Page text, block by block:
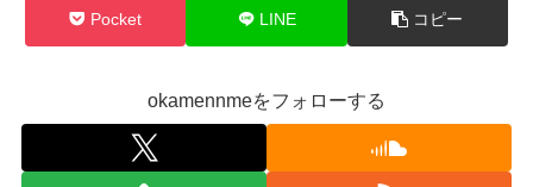
Pocket LINE コピー
okamennmeをフォローする